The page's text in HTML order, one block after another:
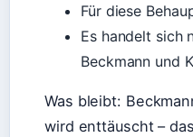
Für diese
Es handelt sich
Beckmann und
Was bleibt:
wird enttäuscht –